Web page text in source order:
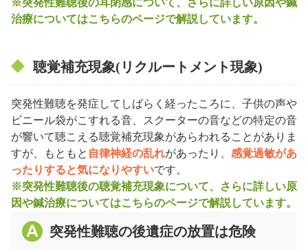
治療についてはこちらのページで解説しています。
聴覚補充現象(リクルートメント現象)
突発性難聴を発症してしばらく経ったころに、子供の声や
ビニール袋がこすれる音、スクーターの音などの特定の音
が響いて聴こえる聴覚補充現象があらわれることがありま
すが、もともと 自律神経の乱れがあったり、 感覚過敏があ
ったりすると気になりやすいです。
※突発性難聴後の聴覚補充現象について、さらに詳しい原
因や鍼治療についてはこちらのページで解説しています。
突発性難聴の後遺症の放置は危険